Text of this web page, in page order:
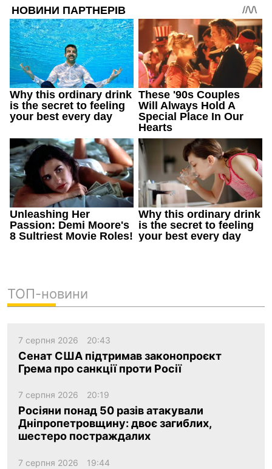
ТОП-новини
7 серпня 2026 20:43
Сенат США підтримав законопроєкт
Грема про санкції проти Росії
7 серпня 2026 20:19
Росіяни понад 50 разів атакували
Дніпропетровщину: двоє загиблих,
шестеро постраждалих
7 серпня 2026 19:44